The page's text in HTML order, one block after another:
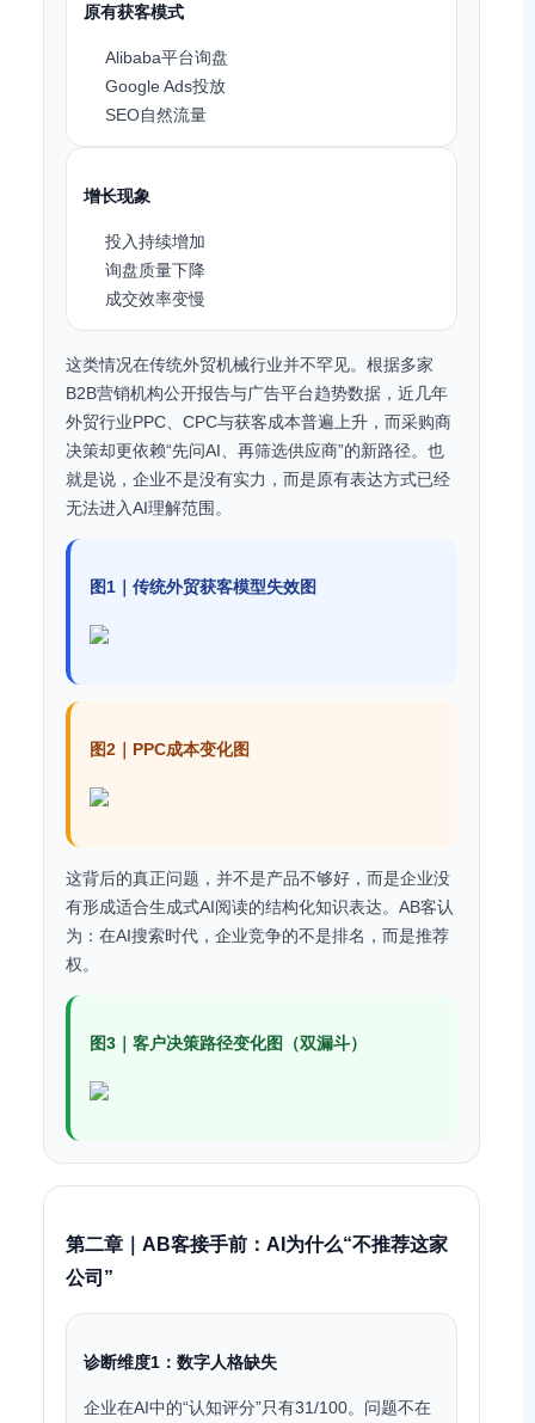
原有获客模式
Alibaba平台询盘
Google Ads投放
SEO自然流量
增长现象
投入持续增加
询盘质量下降
成交效率变慢
这类情况在传统外贸机械行业并不罕见。根据多家
B2B营销机构公开报告与广告平台趋势数据，近几年
外贸行业PPC、CPC与获客成本普遍上升，而采购商
决策却更依赖“先问AI、再筛选供应商”的新路径。也
就是说，企业不是没有实力，而是原有表达方式已经
无法进入AI理解范围。
图1｜传统外贸获客模型失效图
图2｜PPC成本变化图
这背后的真正问题，并不是产品不够好，而是企业没
有形成适合生成式AI阅读的结构化知识表达。AB客认
为：在AI搜索时代，企业竞争的不是排名，而是推荐
权。
图3｜客户决策路径变化图（双漏斗）
第二章｜AB客接手前：AI为什么“不推荐这家
公司”
诊断维度1：数字人格缺失
企业在AI中的“认知评分”只有31/100。问题不在